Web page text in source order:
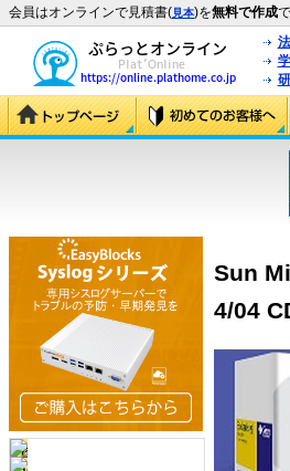
会員はオンラインで見積書(見本)を無料で作成
Sun
4/04